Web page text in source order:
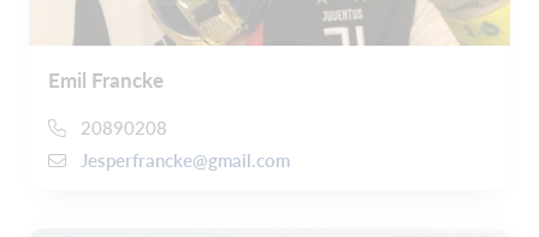
Emil Francke
20890208
Jesperfrancke@gmail.com